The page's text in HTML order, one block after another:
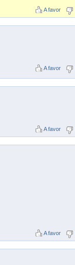
A favor
A favor
A favor
A favor